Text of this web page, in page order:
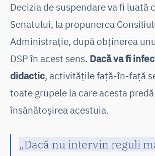
Decizia de suspendare va fi luată
Senatului, la propunerea
Administrație, după obținerea
DSP în acest sens. Dacă va fi
didactic, activitățile față-în-față
toate grupele la care acesta
însănătoșirea acestuia.
„Dacă nu intervin reguli